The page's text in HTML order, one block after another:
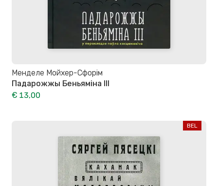
Менделе Мойхер-Сфорім
Падарожжы Беньяміна ІІІ
€ 13,00
BEL